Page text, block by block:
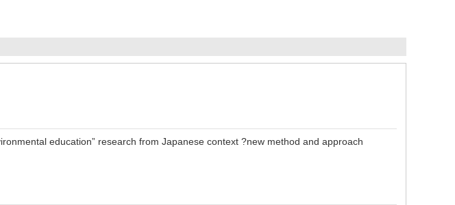
education” research from Japanese context ?new method and approach